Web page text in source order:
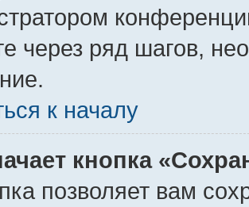
через ряд шагов,
к началу
кнопка
позволяет вам